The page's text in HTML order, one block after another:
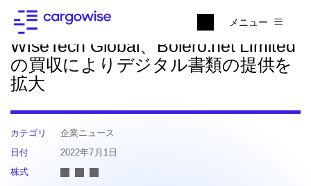
メニュー
ニュースに戻る
WiseTech Global、Bolero.net Limited
の買収によりデジタル書類の提供を
拡大
カテゴリ
企業ニュース
日付
2022年7月1日
株式